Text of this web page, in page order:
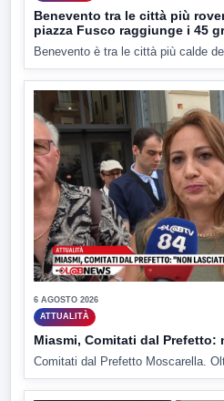
Benevento tra le città più
piazza Fusco raggiunge i 45
Benevento è tra le città più calde
6 AGOSTO 2026
ATTUALITÀ
Miasmi, Comitati dal Prefetto:
Comitati dal Prefetto Moscarella.